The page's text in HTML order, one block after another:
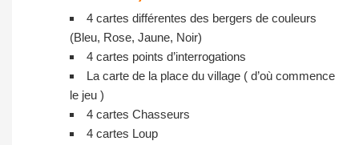
4 cartes différentes des bergers de couleurs
(Bleu, Rose, Jaune, Noir)
4 cartes points d’interrogations
La carte de la place du village ( d’où commence
le jeu )
4 cartes Chasseurs
4 cartes Loup